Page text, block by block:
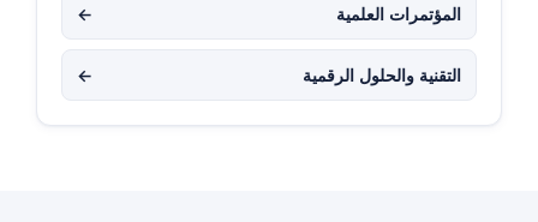
المؤتمرات العلمية ←
التقنية والحلول الرقمية ←